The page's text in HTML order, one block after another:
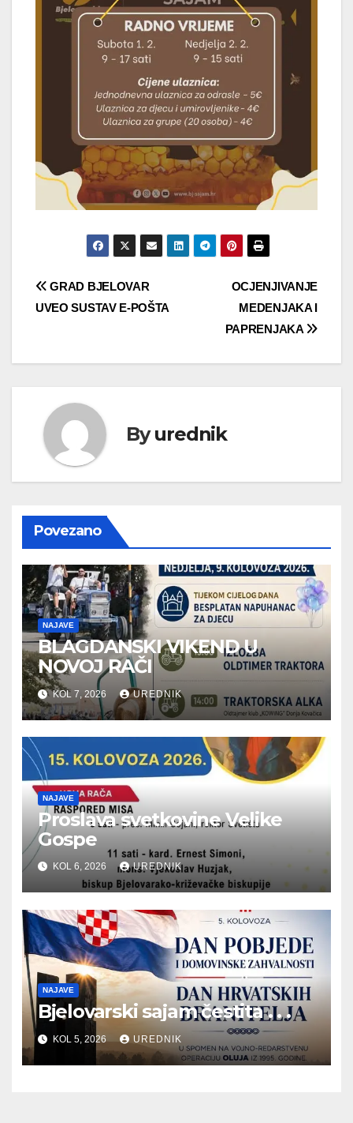
Navigacija
OCJENJIVANJE
MEDENJAKA I
PAPRENJAKA
GRAD BJELOVAR
UVEO SUSTAV E-POŠTA
Byurednik
Povezano
NAJAVE
BLAGDANSKI VIKEND U
NOVOJ RAČI
KOL 7, 2026 UREDNIK
NAJAVE
Proslava svetkovine Velike
Gospe
KOL 6, 2026 UREDNIK
NAJAVE
Bjelovarski sajam čestita . . .
KOL 5, 2026 UREDNIK